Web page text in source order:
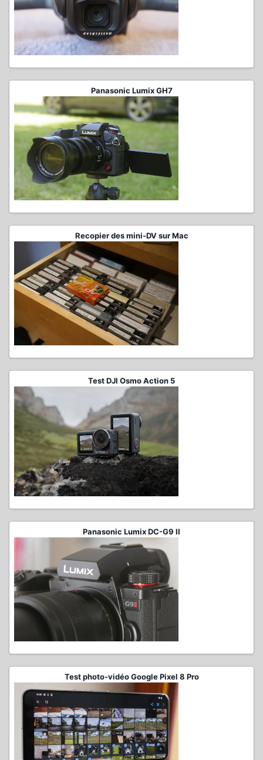
Panasonic Lumix GH7
Recopier des mini-DV sur Mac
Test DJI Osmo Action 5
Panasonic Lumix DC-G9 II
Test photo-vidéo Google Pixel 8 Pro